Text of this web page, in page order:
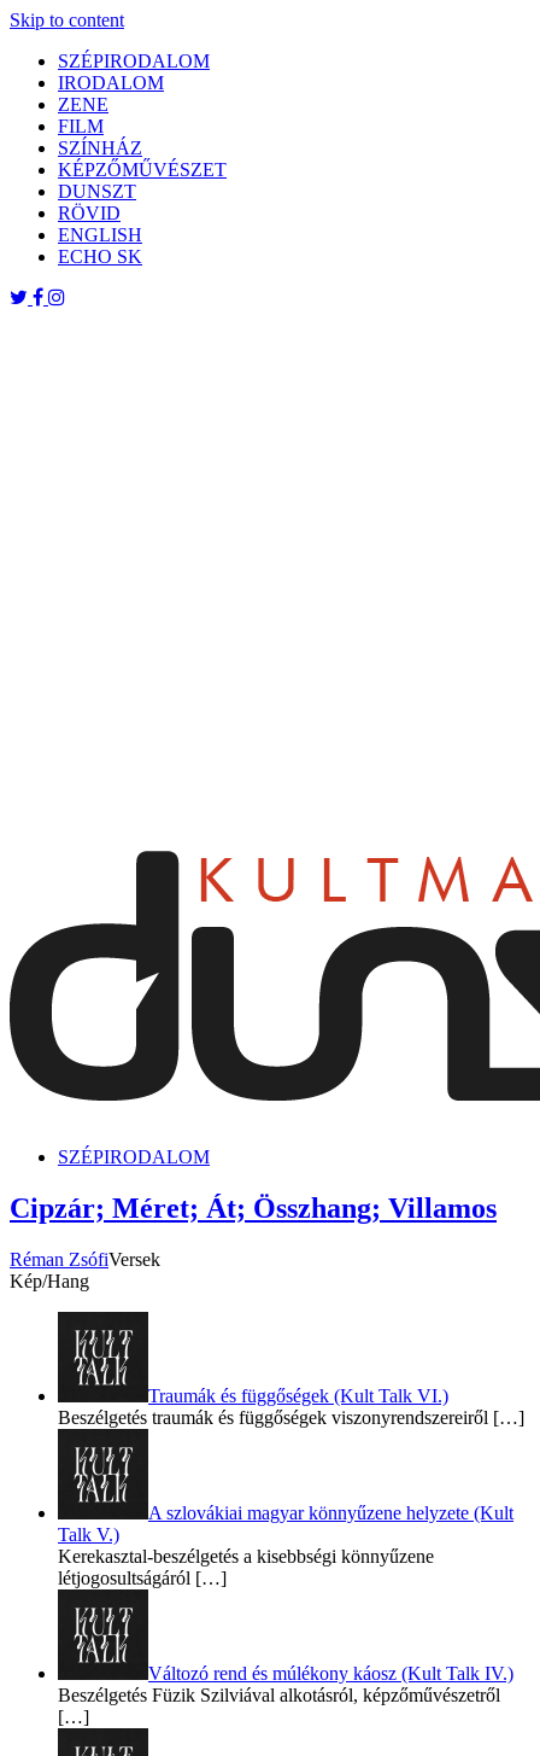
Skip to content
SZÉPIRODALOM
IRODALOM
ZENE
FILM
SZÍNHÁZ
KÉPZŐMŰVÉSZET
DUNSZT
RÖVID
ENGLISH
ECHO SK
SZÉPIRODALOM
Cipzár; Méret; Át; Összhang; Villamos
Réman ZsófiVersek
Kép/Hang
Traumák és függőségek (Kult Talk VI.)
Beszélgetés traumák és függőségek viszonyrendszereiről […]
A szlovákiai magyar könnyűzene helyzete (Kult
Talk V.)
Kerekasztal-beszélgetés a kisebbségi könnyűzene
létjogosultságáról […]
Változó rend és múlékony káosz (Kult Talk IV.)
Beszélgetés Füzik Szilviával alkotásról, képzőművészetről
[…]